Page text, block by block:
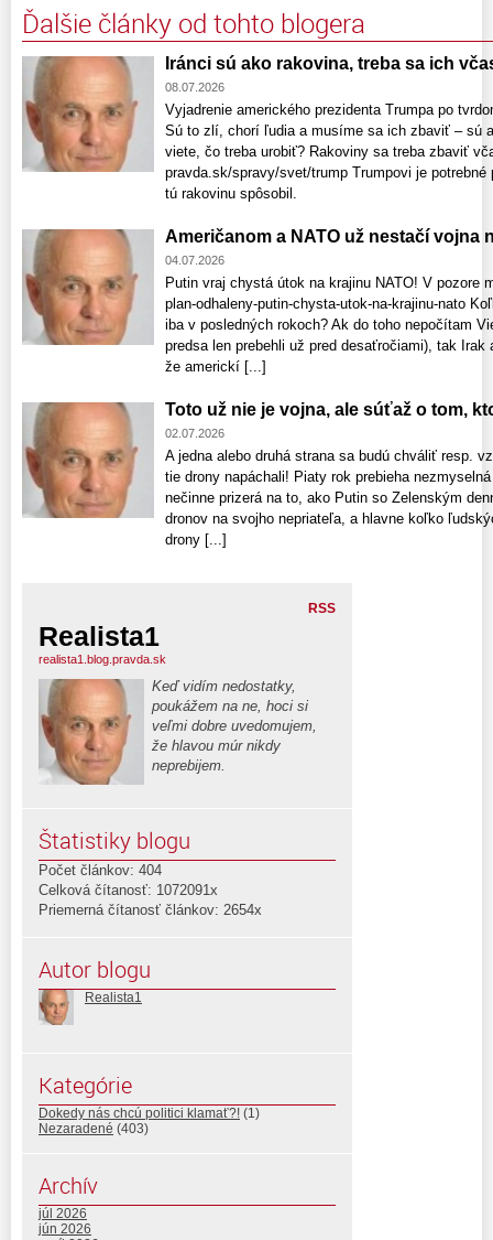
Ďalšie články od tohto blogera
Iránci sú ako rakovina, treba sa ich
08.07.2026
Vyjadrenie amerického prezidenta Trumpa po
Sú to zlí, chorí ľudia a musíme sa ich zbaviť – sú
viete, čo treba urobiť? Rakoviny sa treba zbaviť
pravda.sk/spravy/svet/trump Trumpovi je
tú rakovinu spôsobil.
Američanom a NATO už nestačí vojna
04.07.2026
Putin vraj chystá útok na krajinu NATO! V
plan-odhaleny-putin-chysta-utok-na-krajinu-nato
iba v posledných rokoch? Ak do toho nepočítam
predsa len prebehli už pred desaťročiami), tak
že americkí [...]
Toto už nie je vojna, ale súťaž o tom,
02.07.2026
A jedna alebo druhá strana sa budú chváliť resp.
tie drony napáchali! Piaty rok prebieha
nečinne prizerá na to, ako Putin so Zelenským
dronov na svojho nepriateľa, a hlavne koľko
drony [...]
RSS
Realista1
realista1.blog.pravda.sk
Keď vidím nedostatky,
poukážem na ne, hoci si
veľmi dobre uvedomujem,
že hlavou múr nikdy
neprebijem.
Štatistiky blogu
Počet článkov: 404
Celková čítanosť: 1072091x
Priemerná čítanosť článkov: 2654x
Autor blogu
Realista1
Kategórie
Dokedy nás chcú politici klamať?! (1)
Nezaradené (403)
Archív
júl 2026
jún 2026